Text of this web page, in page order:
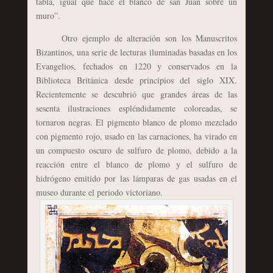
muro”.
Otro ejemplo de alteración son los Manuscritos
Bizantinos, una serie de lecturas iluminadas basadas en los
Evangelios, fechados en 1220 y conservados en la
Biblioteca Británica desde principios del siglo XIX.
Recientemente se descubrió que grandes áreas de las
sesenta ilustraciones espléndidamente coloreadas, se
tornaron negras. El pigmento blanco de plomo mezclado
con pigmento rojo, usado en las carnaciones, ha virado en
un compuesto oscuro de sulfuro de plomo, debido a la
reacción entre el blanco de plomo y el sulfuro de
hidrógeno emitido por las lámparas de gas usadas en el
museo durante el periodo victoriano.